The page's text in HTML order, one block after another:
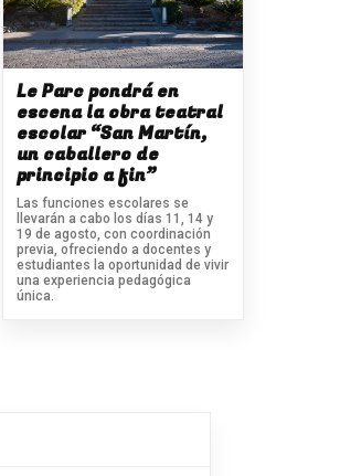
Le Parc pondrá en
escena la obra teatral
escolar “San Martín,
un caballero de
principio a fin”
Las funciones escolares se
llevarán a cabo los días 11, 14 y
19 de agosto, con coordinación
previa, ofreciendo a docentes y
estudiantes la oportunidad de vivir
una experiencia pedagógica
única.